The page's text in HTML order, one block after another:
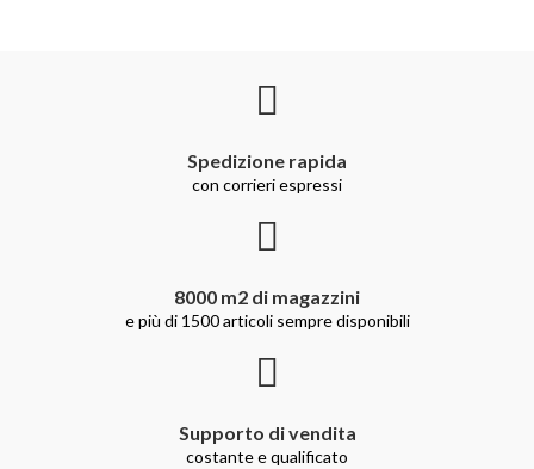
Spedizione rapida
con corrieri espressi
8000 m2 di magazzini
e più di 1500 articoli sempre disponibili
Supporto di vendita
costante e qualificato